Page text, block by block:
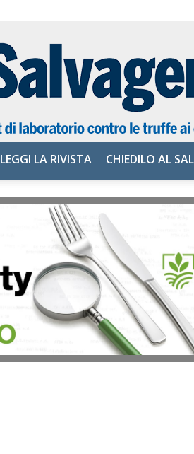
Salvagente
LEGGI LA RIVISTA CHIEDILO AL